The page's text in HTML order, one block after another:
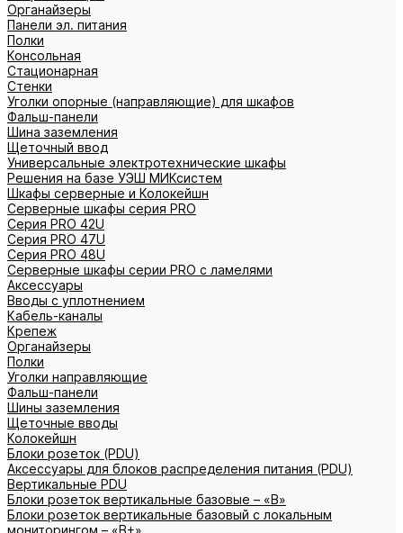
Органайзеры
Панели эл. питания
Полки
Консольная
Стационарная
Стенки
Уголки опорные (направляющие) для шкафов
Фальш-панели
Шина заземления
Щеточный ввод
Универсальные электротехнические шкафы
Решения на базе УЭШ МИКсистем
Шкафы серверные и Колокейшн
Серверные шкафы серия PRO
Серия PRO 42U
Серия PRO 47U
Серия PRO 48U
Серверные шкафы серии PRO с ламелями
Аксессуары
Вводы с уплотнением
Кабель-каналы
Крепеж
Органайзеры
Полки
Уголки направляющие
Фальш-панели
Шины заземления
Щеточные вводы
Колокейшн
Блоки розеток (PDU)
Аксессуары для блоков распределения питания (PDU)
Вертикальные PDU
Блоки розеток вертикальные базовые – «В»
Блоки розеток вертикальные базовый с локальным
мониторингом – «В+»